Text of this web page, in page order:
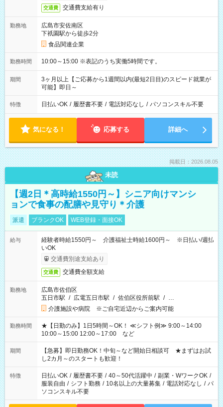
交通費 交通費支給有り
勤務地
広島市安佐南区
下祇園駅から徒歩2分
食品関連企業
勤務時間 10:00～15:00 ※表記のうち実働5時間です。
期間
3ヶ月以上【ご応募から1週間以内(最短2日目)のスピード就業が
可能】即日～
特徴 日払いOK / 履歴書不要 / 電話対応なし / パソコンスキル不要
気になる！ 応募する 詳細へ
掲載日：2026.08.05
未読
【週2日＊高時給1550円～】シニア向けマンシ
ョンで食事の配膳や見守り＊介護
派遣 ブランクOK WEB登録・面接OK
給与
経験者時給1550円～ 介護福祉士時給1600円～ ※日払い/週払
いOK
交通費別途支給あり
交通費 交通費全額支給
勤務地
広島市佐伯区
五日市駅 / 広電五日市駅 / 佐伯区役所前駅 / …
介護施設や病院 ※ご自宅近辺からご案内可能
勤務時間
★【日勤のみ】1日5時間～OK！ ≪シフト例≫ 9:00～14:00
10:00～15:00 12:00～17:00 など
期間
【急募】即日勤務OK！中旬～など開始日相談可 ★まずはお試
し2カ月～のスタートも歓迎！
特徴 日払いOK / 履歴書不要 / 40～50代活躍中 / 副業・WワークOK /
服装自由 / シフト勤務 / 10名以上の大量募集 / 電話対応なし / パ
ソコンスキル不要